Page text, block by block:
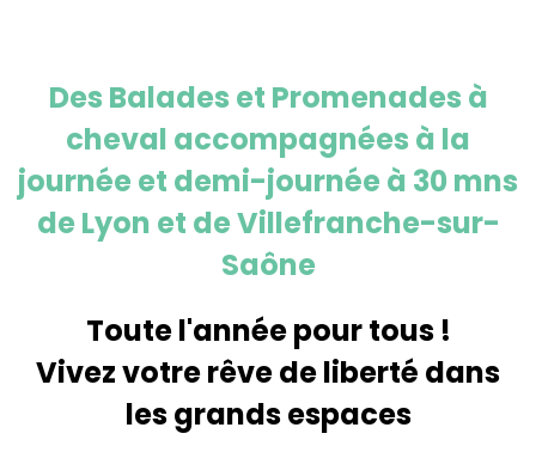
Des Balades et Promenades à
cheval accompagnées à la
journée et demi-journée à 30 mns
de Lyon et de Villefranche-sur-
Saône
Toute l'année pour tous !
Vivez votre rêve de liberté dans
les grands espaces